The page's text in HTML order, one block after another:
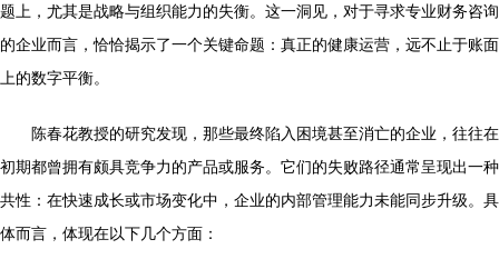
题上，尤其是战略与组织能力的失衡。这一洞见，对于寻求专业财务咨询
的企业而言，恰恰揭示了一个关键命题：真正的健康运营，远不止于账面
上的数字平衡。
陈春花教授的研究发现，那些最终陷入困境甚至消亡的企业，往往在
初期都曾拥有颇具竞争力的产品或服务。它们的失败路径通常呈现出一种
共性：在快速成长或市场变化中，企业的内部管理能力未能同步升级。具
体而言，体现在以下几个方面：